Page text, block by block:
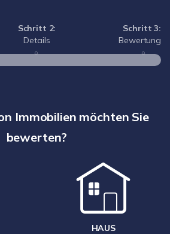
Schritt 2:
Details
Schritt 3:
Bewertung
Immobilien möchten Sie
bewerten?
HAUS